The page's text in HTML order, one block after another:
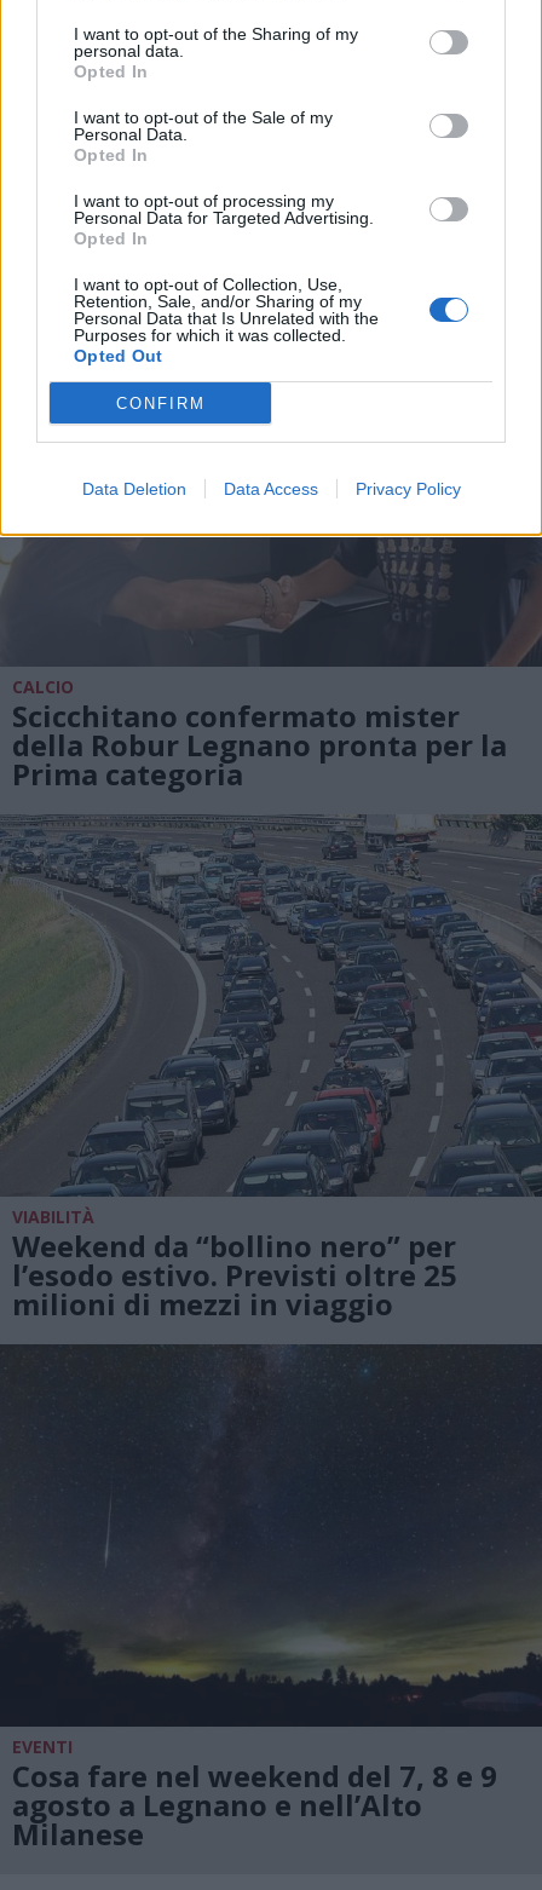
I want to opt-out of the Sharing of my
personal data.
Opted In
I want to opt-out of the Sale of my
Personal Data.
Opted In
I want to opt-out of processing my
Personal Data for Targeted Advertising.
Opted In
I want to opt-out of Collection, Use,
Retention, Sale, and/or Sharing of my
Personal Data that Is Unrelated with the
Purposes for which it was collected.
Opted Out
CONFIRM
Data Deletion Data Access Privacy Policy
Anche un inedito “derby” con la
Virtus Cantalupo per il Legnano
Women
CALCIO
Scicchitano confermato mister
della Robur Legnano pronta per la
Prima categoria
VIABILITÀ
Weekend da “bollino nero” per
l’esodo estivo. Previsti oltre 25
milioni di mezzi in viaggio
EVENTI
Cosa fare nel weekend del 7, 8 e 9
agosto a Legnano e nell’Alto
Milanese